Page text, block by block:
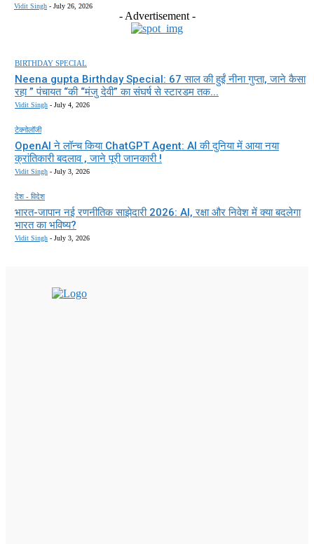
Vidit Singh - July 26, 2026
- Advertisement -
BIRTHDAY SPECIAL
Neena gupta Birthday Special: 67 साल की हुईं नीना गुप्ता, जाने कैसा
रहा ” पंचायत “की “मंजु देवी” का संघर्ष से स्टारडम तक...
Vidit Singh - July 4, 2026
टेक्नोलॉजी
OpenAI ने लॉन्च किया ChatGPT Agent: AI की दुनिया में आया नया
क्रांतिकारी बदलाव , जाने पूरी जानकारी !
Vidit Singh - July 3, 2026
देश - विदेश
भारत-जापान नई रणनीतिक साझेदारी 2026: AI, रक्षा और निवेश में क्या बदलेगा
भारत का भविष्य?
Vidit Singh - July 3, 2026